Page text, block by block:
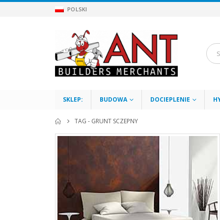
POLSKI
SKLEP: BUDOWA DOCIEPLENIE
TAG - GRUNT SCZEPNY